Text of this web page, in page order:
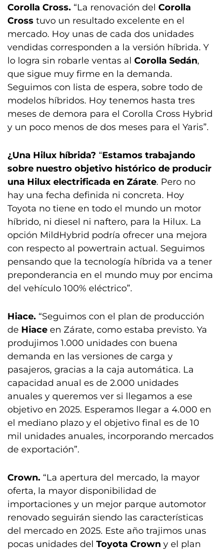
Corolla Cross. “La renovación del Corolla
Cross tuvo un resultado excelente en el
mercado. Hoy unas de cada dos unidades
vendidas corresponden a la versión híbrida. Y
lo logra sin robarle ventas al Corolla Sedán,
que sigue muy firme en la demanda.
Seguimos con lista de espera, sobre todo de
modelos híbridos. Hoy tenemos hasta tres
meses de demora para el Corolla Cross Hybrid
y un poco menos de dos meses para el Yaris”.
¿Una Hilux híbrida? “Estamos trabajando
sobre nuestro objetivo histórico de producir
una Hilux electrificada en Zárate. Pero no
hay una fecha definida ni concreta. Hoy
Toyota no tiene en todo el mundo un motor
híbrido, ni diesel ni naftero, para la Hilux. La
opción MildHybrid podría ofrecer una mejora
con respecto al powertrain actual. Seguimos
pensando que la tecnología híbrida va a tener
preponderancia en el mundo muy por encima
del vehículo 100% eléctrico”.
Hiace. “Seguimos con el plan de producción
de Hiace en Zárate, como estaba previsto. Ya
produjimos 1.000 unidades con buena
demanda en las versiones de carga y
pasajeros, gracias a la caja automática. La
capacidad anual es de 2.000 unidades
anuales y queremos ver si llegamos a ese
objetivo en 2025. Esperamos llegar a 4.000 en
el mediano plazo y el objetivo final es de 10
mil unidades anuales, incorporando mercados
de exportación”.
Crown. “La apertura del mercado, la mayor
oferta, la mayor disponibilidad de
importaciones y un mejor parque automotor
renovado seguirán siendo las características
del mercado en 2025. Este año trajimos unas
pocas unidades del Toyota Crown y el plan